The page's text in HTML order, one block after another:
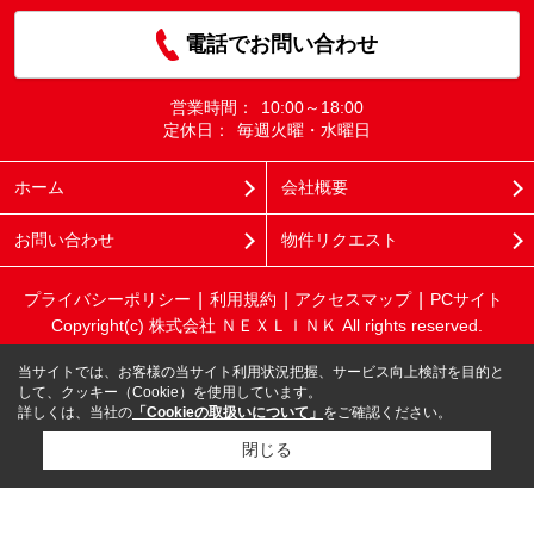
電話でお問い合わせ
営業時間：
10:00～18:00
定休日：
毎週火曜・水曜日
ホーム 会社概要
お問い合わせ 物件リクエスト
プライバシーポリシー 利用規約 アクセスマップ
PCサイト
Copyright(c) 株式会社 ＮＥＸＬＩＮＫ All rights reserved.
当サイトでは、お客様の当サイト利用状況把握、サービス向上検討を目的と
して、クッキー（Cookie）を使用しています。
詳しくは、当社の 「Cookieの取扱いについて」 をご確認ください。
閉じる